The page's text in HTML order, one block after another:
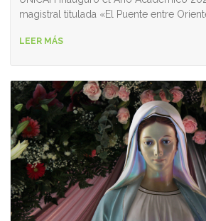
magistral titulada «El Puente entre
LEER MÁS